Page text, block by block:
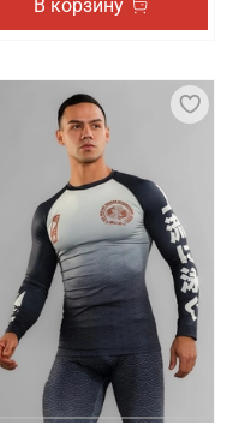
В корзину